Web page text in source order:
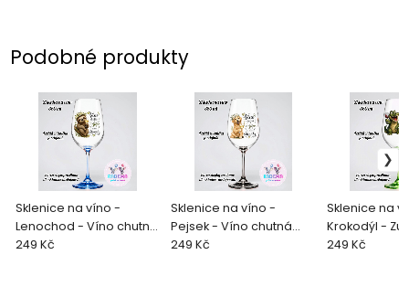
Podobné produkty
Sklenice na víno -
Lenochod - Víno chutná
nejlépe z této skleničky
249 Kč
Sklenice na víno -
Pejsek - Víno chutná
nejlépe z této skleničky
249 Kč
Sklenice na
Krokodýl -
sklenku sem
249 Kč